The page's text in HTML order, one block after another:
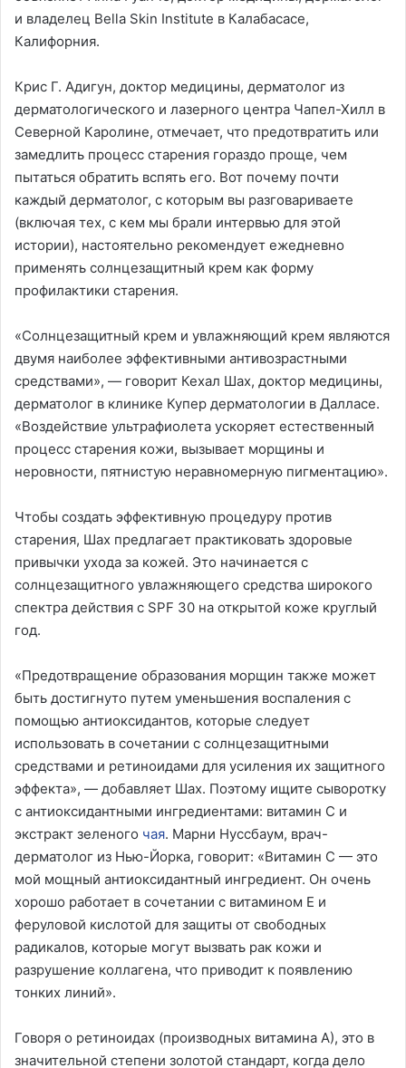
и владелец Bella Skin Institute в Калабасасе,
Калифорния.
Крис Г. Адигун, доктор медицины, дерматолог из
дерматологического и лазерного центра Чапел-Хилл в
Северной Каролине, отмечает, что предотвратить или
замедлить процесс старения гораздо проще, чем
пытаться обратить вспять его. Вот почему почти
каждый дерматолог, с которым вы разговариваете
(включая тех, с кем мы брали интервью для этой
истории), настоятельно рекомендует ежедневно
применять солнцезащитный крем как форму
профилактики старения.
«Солнцезащитный крем и увлажняющий крем являются
двумя наиболее эффективными антивозрастными
средствами», — говорит Кехал Шах, доктор медицины,
дерматолог в клинике Купер дерматологии в Далласе.
«Воздействие ультрафиолета ускоряет естественный
процесс старения кожи, вызывает морщины и
неровности, пятнистую неравномерную пигментацию».
Чтобы создать эффективную процедуру против
старения, Шах предлагает практиковать здоровые
привычки ухода за кожей. Это начинается с
солнцезащитного увлажняющего средства широкого
спектра действия с SPF 30 на открытой коже круглый
год.
«Предотвращение образования морщин также может
быть достигнуто путем уменьшения воспаления с
помощью антиоксидантов, которые следует
использовать в сочетании с солнцезащитными
средствами и ретиноидами для усиления их защитного
эффекта», — добавляет Шах. Поэтому ищите сыворотку
с антиоксидантными ингредиентами: витамин С и
экстракт зеленого чая. Марни Нуссбаум, врач-
дерматолог из Нью-Йорка, говорит: «Витамин С — это
мой мощный антиоксидантный ингредиент. Он очень
хорошо работает в сочетании с витамином Е и
феруловой кислотой для защиты от свободных
радикалов, которые могут вызвать рак кожи и
разрушение коллагена, что приводит к появлению
тонких линий».
Говоря о ретиноидах (производных витамина А), это в
значительной степени золотой стандарт, когда дело